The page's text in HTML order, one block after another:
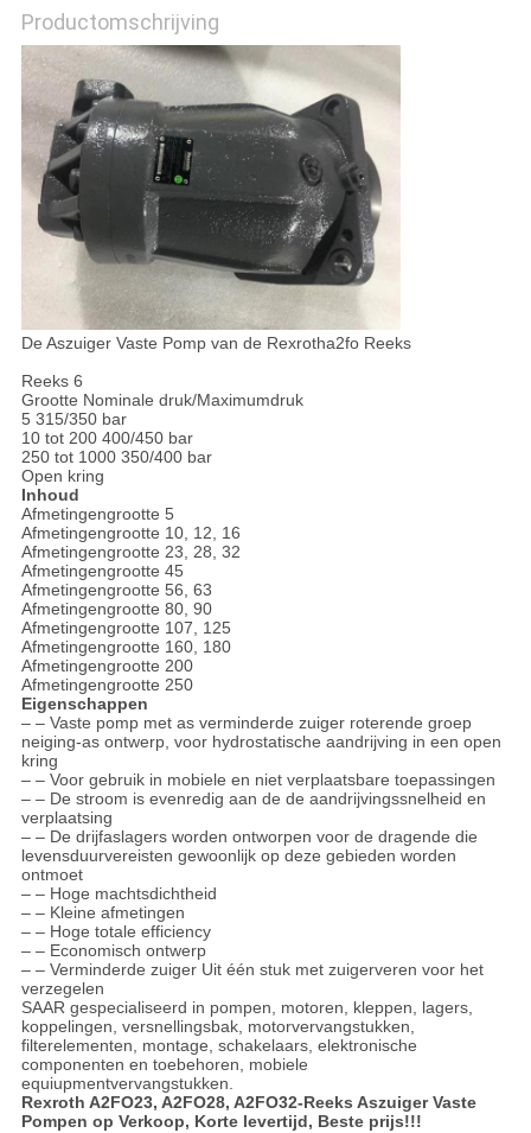
Productomschrijving
De Aszuiger Vaste Pomp van de Rexrotha2fo Reeks
Reeks 6
Grootte Nominale druk/Maximumdruk
5 315/350 bar
10 tot 200 400/450 bar
250 tot 1000 350/400 bar
Open kring
Inhoud
Afmetingengrootte 5
Afmetingengrootte 10, 12, 16
Afmetingengrootte 23, 28, 32
Afmetingengrootte 45
Afmetingengrootte 56, 63
Afmetingengrootte 80, 90
Afmetingengrootte 107, 125
Afmetingengrootte 160, 180
Afmetingengrootte 200
Afmetingengrootte 250
Eigenschappen
– – Vaste pomp met as verminderde zuiger roterende groep
neiging-as ontwerp, voor hydrostatische aandrijving in een open
kring
– – Voor gebruik in mobiele en niet verplaatsbare toepassingen
– – De stroom is evenredig aan de de aandrijvingssnelheid en
verplaatsing
– – De drijfaslagers worden ontworpen voor de dragende die
levensduurvereisten gewoonlijk op deze gebieden worden
ontmoet
– – Hoge machtsdichtheid
– – Kleine afmetingen
– – Hoge totale efficiency
– – Economisch ontwerp
– – Verminderde zuiger Uit één stuk met zuigerveren voor het
verzegelen
SAAR gespecialiseerd in pompen, motoren, kleppen, lagers,
koppelingen, versnellingsbak, motorvervangstukken,
filterelementen, montage, schakelaars, elektronische
componenten en toebehoren, mobiele
equiupmentvervangstukken.
Rexroth A2FO23, A2FO28, A2FO32-Reeks Aszuiger Vaste
Pompen op Verkoop, Korte levertijd, Beste prijs!!!